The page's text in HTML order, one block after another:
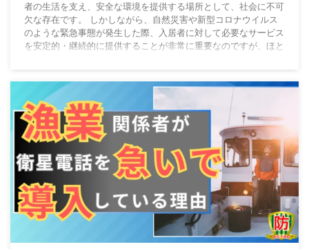
者の生活を支え、安全な環境を提供する場所として、社会に不可
欠な存在です。 しかしながら、自然災害や新型コロナウイルス
のような緊急事態が発生した際、入居者に対して必要なサービス
を安定的・継続的に提供することが非常に重要なのですが、ほと
により業務継続計画（BCP）策定が義務化されたのです。 本記
事では、介護施設におけるBCPの重要性と具 ...